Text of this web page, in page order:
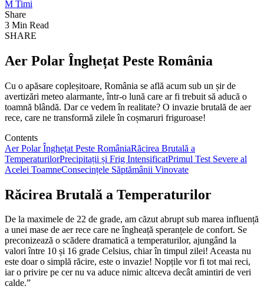
M Timi
Share
3 Min Read
SHARE
Aer Polar Înghețat Peste România
Cu o apăsare copleșitoare, România se află acum sub un șir de
avertizări meteo alarmante, într-o lună care ar fi trebuit să aducă o
toamnă blândă. Dar ce vedem în realitate? O invazie brutală de aer
rece, care ne transformă zilele în coșmaruri friguroase!
Contents
Aer Polar Înghețat Peste RomâniaRăcirea Brutală a
TemperaturilorPrecipitații și Frig IntensificatPrimul Test Severe al
Acelei ToamneConsecințele Săptămânii Vinovate
Răcirea Brutală a Temperaturilor
De la maximele de 22 de grade, am căzut abrupt sub marea influență
a unei mase de aer rece care ne îngheață speranțele de confort. Se
preconizează o scădere dramatică a temperaturilor, ajungând la
valori între 10 și 16 grade Celsius, chiar în timpul zilei! Aceasta nu
este doar o simplă răcire, este o invazie! Nopțile vor fi tot mai reci,
iar o privire pe cer nu va aduce nimic altceva decât amintiri de veri
calde.”